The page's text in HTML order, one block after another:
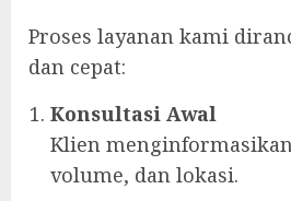
Proses layanan kami
dan cepat:
Konsultasi Awal
Klien
volume, dan lokasi.